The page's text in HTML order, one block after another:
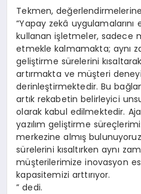
Tekmen,
“Yapay zekâ uygulamalarını
kullanan işletmeler, sadece
etmekle kalmamakta; aynı
geliştirme sürelerini kısaltarak
artırmakta ve müşteri
derinleştirmektedir. Bu
artık rekabetin belirleyici
olarak kabul edilmektedir.
yazılım geliştirme
merkezine almış
sürelerini kısaltırken aynı
müşterilerimize inovasyon
kapasitemizi arttırıyor.
” dedi.